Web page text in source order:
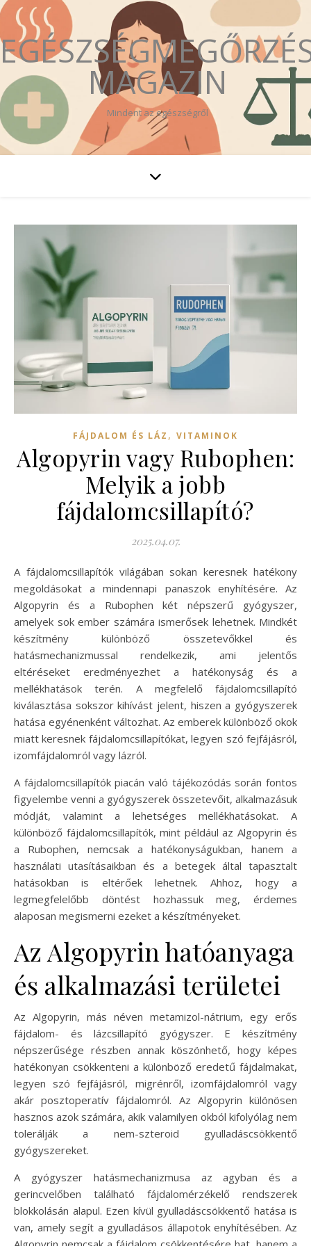
MAGAZIN
Mindent az egészségről
FÁJDALOM ÉS LÁZ , VITAMINOK
Algopyrin vagy Rubophen:
Melyik a jobb
fájdalomcsillapító?
2025.04.07.
A fájdalomcsillapítók világában sokan keresnek hatékony
megoldásokat a mindennapi panaszok enyhítésére. Az
Algopyrin és a Rubophen két népszerű gyógyszer,
amelyek sok ember számára ismerősek lehetnek. Mindkét
készítmény különböző összetevőkkel és
hatásmechanizmussal rendelkezik, ami jelentős
eltéréseket eredményezhet a hatékonyság és a
mellékhatások terén. A megfelelő fájdalomcsillapító
kiválasztása sokszor kihívást jelent, hiszen a gyógyszerek
hatása egyénenként változhat. Az emberek különböző okok
miatt keresnek fájdalomcsillapítókat, legyen szó fejfájásról,
izomfájdalomról vagy lázról.
A fájdalomcsillapítók piacán való tájékozódás során fontos
figyelembe venni a gyógyszerek összetevőit, alkalmazásuk
módját, valamint a lehetséges mellékhatásokat. A
különböző fájdalomcsillapítók, mint például az Algopyrin és
a Rubophen, nemcsak a hatékonyságukban, hanem a
használati utasításaikban és a betegek által tapasztalt
hatásokban is eltérőek lehetnek. Ahhoz, hogy a
legmegfelelőbb döntést hozhassuk meg, érdemes
alaposan megismerni ezeket a készítményeket.
Az Algopyrin hatóanyaga
és alkalmazási területei
Az Algopyrin, más néven metamizol-nátrium, egy erős
fájdalom- és lázcsillapító gyógyszer. E készítmény
népszerűsége részben annak köszönhető, hogy képes
hatékonyan csökkenteni a különböző eredetű fájdalmakat,
legyen szó fejfájásról, migrénről, izomfájdalomról vagy
akár posztoperatív fájdalomról. Az Algopyrin különösen
hasznos azok számára, akik valamilyen okból kifolyólag nem
tolerálják a nem-szteroid gyulladáscsökkentő
gyógyszereket.
A gyógyszer hatásmechanizmusa az agyban és a
gerincvelőben található fájdalomérzékelő rendszerek
blokkolásán alapul. Ezen kívül gyulladáscsökkentő hatása is
van, amely segít a gyulladásos állapotok enyhítésében. Az